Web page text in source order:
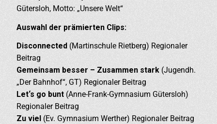
Gütersloh, Motto: „Unsere Welt“
Auswahl der prämierten Clips:
Disconnected (Martinschule Rietberg) Regionaler
Beitrag
Gemeinsam besser – Zusammen stark(Jugendh.
„Der Bahnhof“, GT) Regionaler Beitrag
Let‘s go bunt(Anne-Frank-Gymnasium Gütersloh)
Regionaler Beitrag
Zu viel (Ev. Gymnasium Werther) Regionaler Beitrag